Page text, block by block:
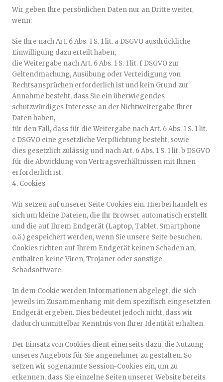
Wir geben Ihre persönlichen Daten nur an Dritte weiter,
wenn:
Sie Ihre nach Art. 6 Abs. 1 S. 1 lit. a DSGVO ausdrückliche
Einwilligung dazu erteilt haben,
die Weitergabe nach Art. 6 Abs. 1 S. 1 lit. f DSGVO zur
Geltendmachung, Ausübung oder Verteidigung von
Rechtsansprüchen erforderlich ist und kein Grund zur
Annahme besteht, dass Sie ein überwiegendes
schutzwürdiges Interesse an der Nichtweitergabe Ihrer
Daten haben,
für den Fall, dass für die Weitergabe nach Art. 6 Abs. 1 S. 1 lit.
c DSGVO eine gesetzliche Verpflichtung besteht, sowie
dies gesetzlich zulässig und nach Art. 6 Abs. 1 S. 1 lit. b DSGVO
für die Abwicklung von Vertragsverhältnissen mit Ihnen
erforderlich ist.
4. Cookies
Wir setzen auf unserer Seite Cookies ein. Hierbei handelt es
sich um kleine Dateien, die Ihr Browser automatisch erstellt
und die auf Ihrem Endgerät (Laptop, Tablet, Smartphone
o.ä.) gespeichert werden, wenn Sie unsere Seite besuchen.
Cookies richten auf Ihrem Endgerät keinen Schaden an,
enthalten keine Viren, Trojaner oder sonstige
Schadsoftware.
In dem Cookie werden Informationen abgelegt, die sich
jeweils im Zusammenhang mit dem spezifisch eingesetzten
Endgerät ergeben. Dies bedeutet jedoch nicht, dass wir
dadurch unmittelbar Kenntnis von Ihrer Identität erhalten.
Der Einsatz von Cookies dient einerseits dazu, die Nutzung
unseres Angebots für Sie angenehmer zu gestalten. So
setzen wir sogenannte Session-Cookies ein, um zu
erkennen, dass Sie einzelne Seiten unserer Website bereits